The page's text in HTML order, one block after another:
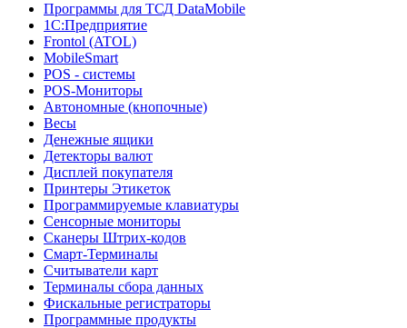
Программы для ТСД DataMobile
1С:Предприятие
Frontol (ATOL)
MobileSmart
POS - системы
POS-Мониторы
Автономные (кнопочные)
Весы
Денежные ящики
Детекторы валют
Дисплей покупателя
Принтеры Этикеток
Программируемые клавиатуры
Сенсорные мониторы
Сканеры Штрих-кодов
Смарт-Терминалы
Считыватели карт
Терминалы сбора данных
Фискальные регистраторы
Программные продукты